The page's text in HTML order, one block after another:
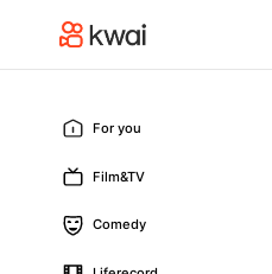
For you
Film&TV
Comedy